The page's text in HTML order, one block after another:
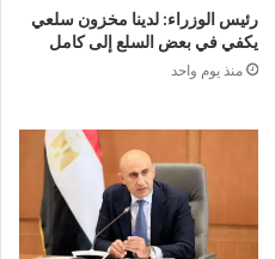
رئيس الوزراء: لدينا مخزون سلعي
يكفي في بعض السلع إلى كامل
منذ يوم واحد